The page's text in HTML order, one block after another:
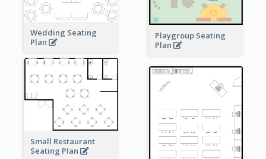
Playgroup Seating
Plan
Wedding Seating
Plan
Small Restaurant
Seating Plan